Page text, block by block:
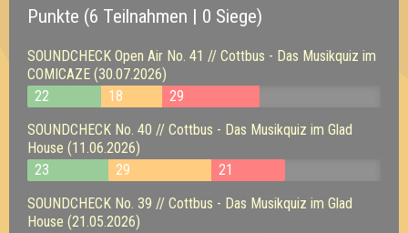
Punkte (6 Teilnahmen | 0 Siege)
SOUNDCHECK Open Air No. 41 // Cottbus - Das Musikquiz im
COMICAZE (30.07.2026)
22
18
29
SOUNDCHECK No. 40 // Cottbus - Das Musikquiz im Glad
House (11.06.2026)
23
29
21
SOUNDCHECK No. 39 // Cottbus - Das Musikquiz im Glad
House (21.05.2026)